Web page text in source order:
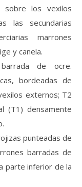
sobre los vexilos
las secundarias
marrones
y canela.
de ocre.
bordeadas de
externos; T2
(T1) densamente
punteadas de
barradas de
parte inferior de la